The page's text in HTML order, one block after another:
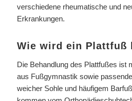
verschiedene rheumatische und
Erkrankungen.
Wie wird ein Plattfuß
Die Behandlung des Plattfußes ist
aus Fußgymnastik sowie
weicher Sohle und häufigem